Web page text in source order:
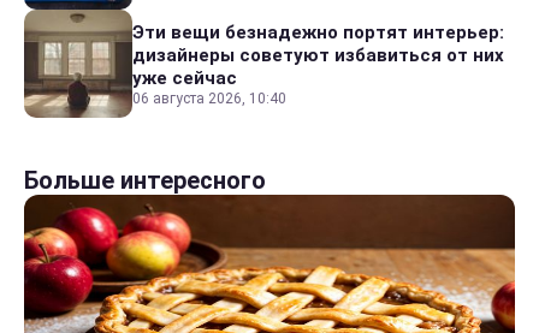
Эти вещи безнадежно портят интерьер:
дизайнеры советуют избавиться от них
уже сейчас
06 августа 2026, 10:40
Больше интересного